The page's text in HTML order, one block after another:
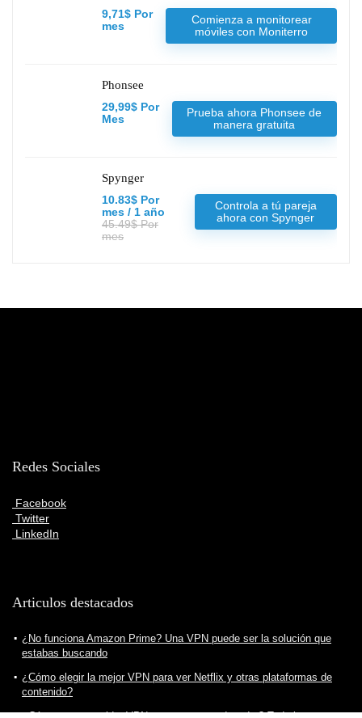
9,71$ Por
mes
Comienza a monitorear
móviles con Moniterro
Phonsee
29,99$ Por
Mes
Prueba ahora Phonsee de
manera gratuita
Spynger
10.83$ Por
mes / 1 año
45.49$ Por
mes
Controla a tú pareja
ahora con Spynger
Redes Sociales
Facebook
Twitter
LinkedIn
Articulos destacados
¿No funciona Amazon Prime? Una VPN puede ser la solución que
estabas buscando
¿Cómo elegir la mejor VPN para ver Netflix y otras plataformas de
contenido?